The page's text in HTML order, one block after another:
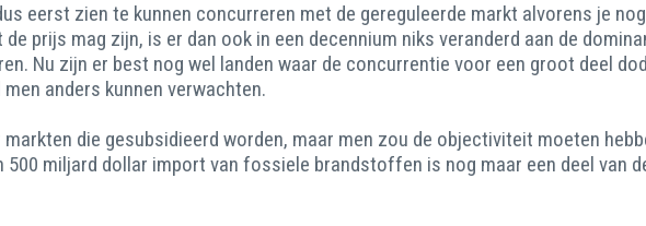
eerst zien te kunnen concurreren met de gereguleerde markt alvorens je
prijs mag zijn, is er dan ook in een decennium niks veranderd aan de
Nu zijn er best nog wel landen waar de concurrentie voor een groot deel
anders kunnen verwachten.
die gesubsidieerd worden, maar men zou de objectiviteit moeten
500 miljard dollar import van fossiele brandstoffen is nog maar een deel van